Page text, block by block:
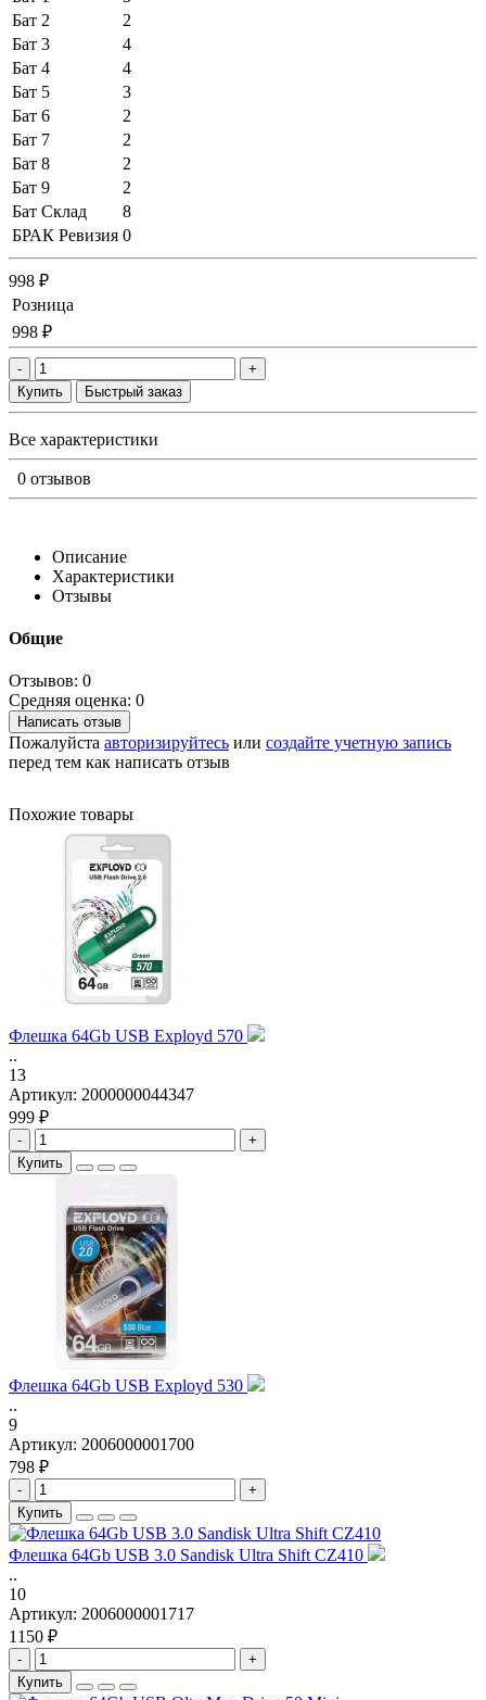
Бат 2
2
Бат 3
4
Бат 4
4
Бат 5
3
Бат 6
2
Бат 7
2
Бат 8
2
Бат 9
2
Бат Склад
8
БРАК Ревизия 0
998 ₽
Розница
998 ₽
-
+
Купить
Быстрый заказ
Все характеристики
0 отзывов
Описание
Характеристики
Отзывы
Общие
Отзывов: 0
Средняя оценка: 0
Написать отзыв
Пожалуйста авторизируйтесь или создайте учетную запись
перед тем как написать отзыв
Похожие товары
Флешка 64Gb USB Exployd 570
..
13
Артикул: 2000000044347
999 ₽
-
+
Купить
Флешка 64Gb USB Exployd 530
..
9
Артикул: 2006000001700
798 ₽
-
+
Купить
Флешка 64Gb USB 3.0 Sandisk Ultra Shift CZ410
..
10
Артикул: 2006000001717
1150 ₽
-
+
Купить